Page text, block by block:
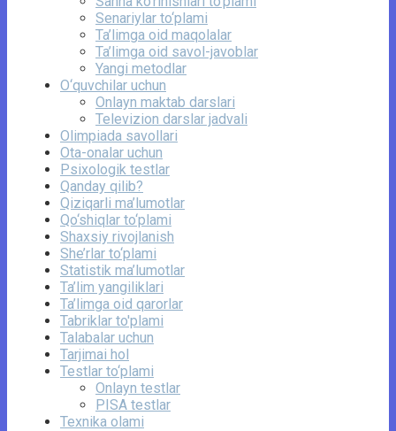
Senariylar to‘plami
Ta’limga oid maqolalar
Ta’limga oid savol-javoblar
Yangi metodlar
O‘quvchilar uchun
Onlayn maktab darslari
Televizion darslar jadvali
Olimpiada savollari
Ota-onalar uchun
Psixologik testlar
Qanday qilib?
Qiziqarli ma’lumotlar
Qo‘shiqlar to‘plami
Shaxsiy rivojlanish
She’rlar to‘plami
Statistik ma’lumotlar
Ta’lim yangiliklari
Ta’limga oid qarorlar
Tabriklar to'plami
Talabalar uchun
Tarjimai hol
Testlar to‘plami
Onlayn testlar
PISA testlar
Texnika olami